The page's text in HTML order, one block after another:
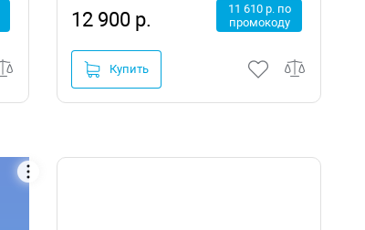
12 900 р.
11 610 р. по
промокоду
Купить